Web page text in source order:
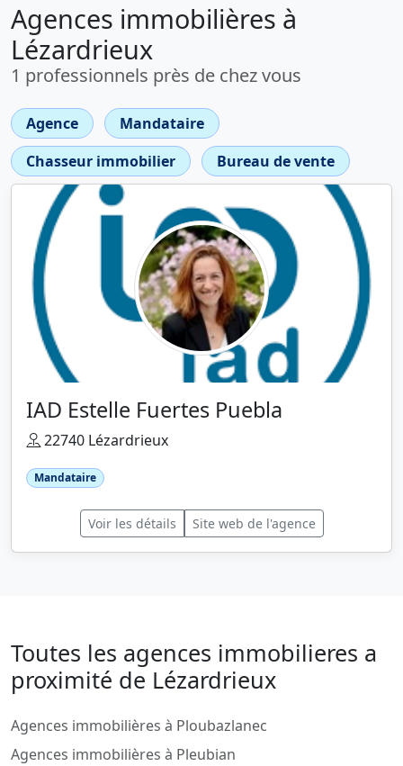
Agences immobilières à
Lézardrieux
1 professionnels près de chez vous
Agence
Mandataire
Chasseur immobilier
Bureau de vente
IAD Estelle Fuertes Puebla
22740 Lézardrieux
Mandataire
Voir les détails Site web de l'agence
Toutes les agences immobilieres a
proximité de Lézardrieux
Agences immobilières à Ploubazlanec
Agences immobilières à Pleubian